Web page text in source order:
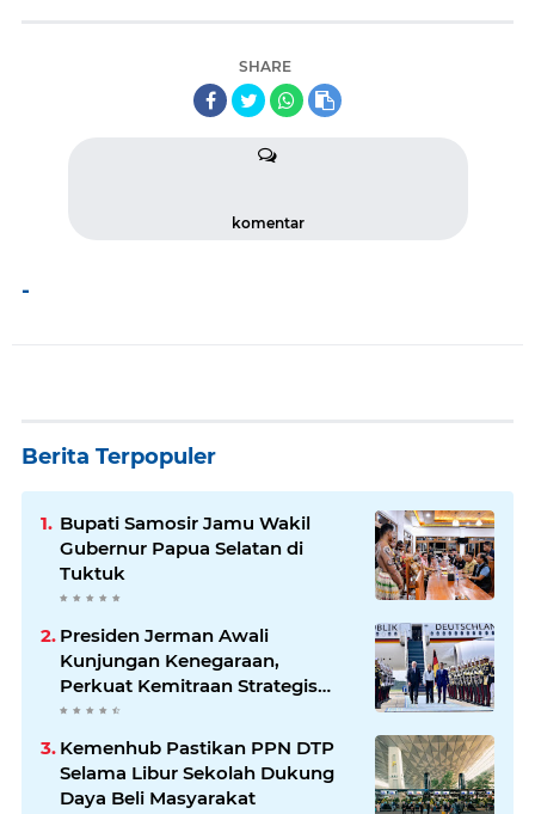
SHARE
komentar
-
Berita Terpopuler
Bupati Samosir Jamu Wakil
Gubernur Papua Selatan di
Tuktuk
Presiden Jerman Awali
Kunjungan Kenegaraan,
Perkuat Kemitraan Strategis
Indonesia–Jerman
Kemenhub Pastikan PPN DTP
Selama Libur Sekolah Dukung
Daya Beli Masyarakat